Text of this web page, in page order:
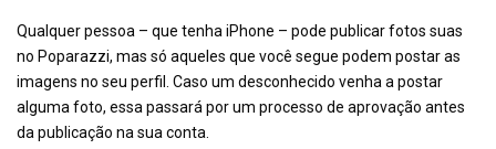
Qualquer pessoa – que tenha iPhone – pode publicar fotos suas
no Poparazzi, mas só aqueles que você segue podem postar as
imagens no seu perfil. Caso um desconhecido venha a postar
alguma foto, essa passará por um processo de aprovação antes
da publicação na sua conta.